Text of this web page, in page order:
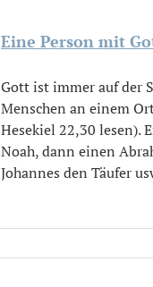
Eine Person mit
Gott ist immer auf der
Menschen an einem
Hesekiel 22,30 lesen).
Noah, dann einen
Johannes den Täufer